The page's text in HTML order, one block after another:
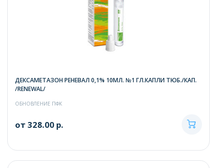
ДЕКСАМЕТАЗОН РЕНЕВАЛ 0,1% 10МЛ. №1 ГЛ.КАПЛИ ТЮБ./КАП.
/RENEWAL/
ОБНОВЛЕНИЕ ПФК
от 328.00 р.